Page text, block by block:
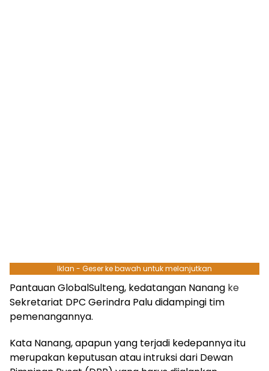
Iklan - Geser ke bawah untuk melanjutkan
Pantauan GlobalSulteng, kedatangan Nanang ke
Sekretariat DPC Gerindra Palu didampingi tim
pemenangannya.
Kata Nanang, apapun yang terjadi kedepannya itu
merupakan keputusan atau intruksi dari Dewan